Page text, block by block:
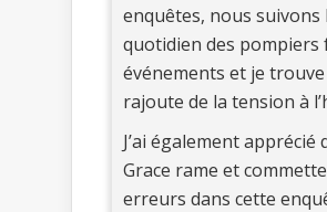
enquêtes, nous suivons
quotidien des pompiers
événements et je trouve
rajoute de la tension à
J’ai également apprécié
Grace rame et
erreurs dans cette